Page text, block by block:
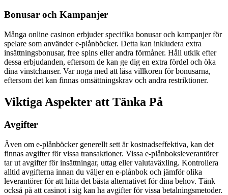
Bonusar och Kampanjer
Många online casinon erbjuder specifika bonusar och kampanjer för
spelare som använder e-plånböcker. Detta kan inkludera extra
insättningsbonusar, free spins eller andra förmåner. Håll utkik efter
dessa erbjudanden, eftersom de kan ge dig en extra fördel och öka
dina vinstchanser. Var noga med att läsa villkoren för bonusarna,
eftersom det kan finnas omsättningskrav och andra restriktioner.
Viktiga Aspekter att Tänka På
Avgifter
Även om e-plånböcker generellt sett är kostnadseffektiva, kan det
finnas avgifter för vissa transaktioner. Vissa e-plånboksleverantörer
tar ut avgifter för insättningar, uttag eller valutaväxling. Kontrollera
alltid avgifterna innan du väljer en e-plånbok och jämför olika
leverantörer för att hitta det bästa alternativet för dina behov. Tänk
också på att casinot i sig kan ha avgifter för vissa betalningsmetoder.